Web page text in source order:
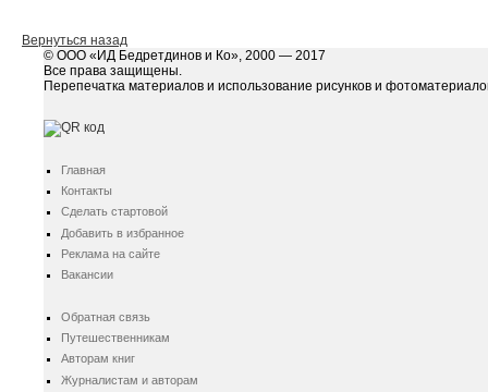
Вернуться назад
© ООО «ИД Бедретдинов и Ко», 2000 — 2017
Все права защищены.
Перепечатка материалов и использование рисунков и
Главная
Контакты
Сделать стартовой
Добавить в избранное
Реклама на сайте
Вакансии
Обратная связь
Путешественникам
Авторам книг
Журналистам и авторам